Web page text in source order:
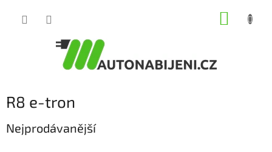
R8 e-tron
Nejprodávanější